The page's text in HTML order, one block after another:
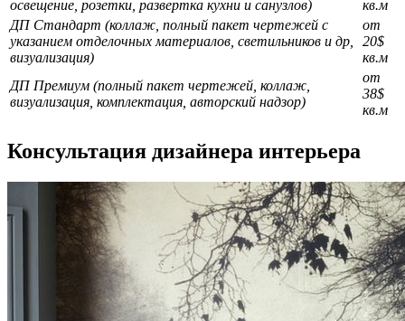
освещение, розетки, развертка кухни и санузлов)
кв.м
ДП Стандарт (коллаж, полный пакет чертежей с
указанием отделочных материалов, светильников и др,
визуализация)
от
20$
кв.м
ДП Премиум (полный пакет чертежей, коллаж,
визуализация, комплектация, авторский надзор)
от
38$
кв.м
Консультация дизайнера интерьера